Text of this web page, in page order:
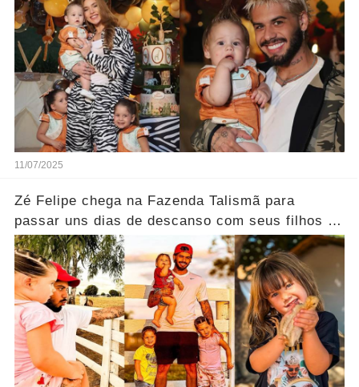
11/07/2025
Zé Felipe chega na Fazenda Talismã para
passar uns dias de descanso com seus filhos e
seus pais.... Ver mais